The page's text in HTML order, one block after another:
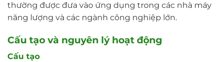
thường được đưa vào ứng dụng trong các nhà máy
năng lượng và các ngành công nghiệp lớn.
Cấu tạo và nguyên lý hoạt động
Cấu tạo